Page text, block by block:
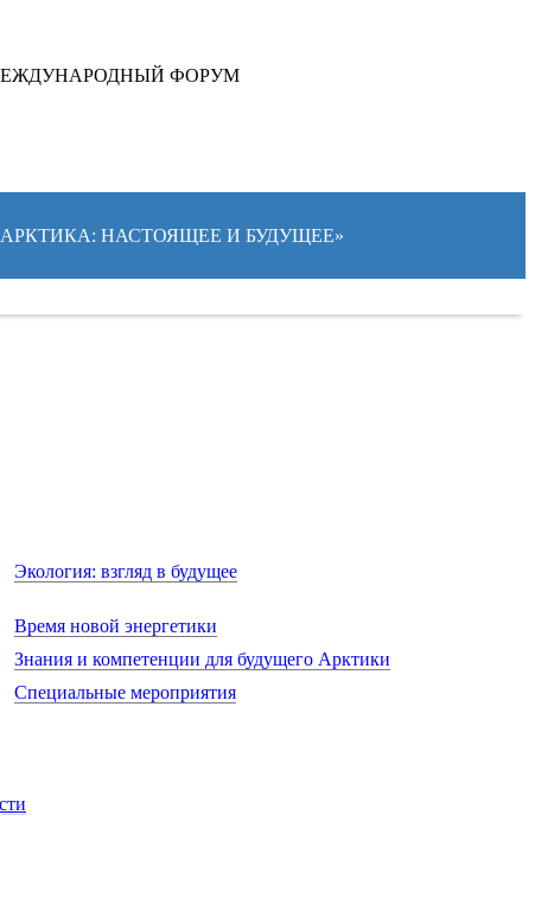
ФОРУМ
НАСТОЯЩЕЕ И БУДУЩЕЕ»
Экология: взгляд в будущее
Время новой энергетики
Знания и компетенции для будущего Арктики
Специальные мероприятия